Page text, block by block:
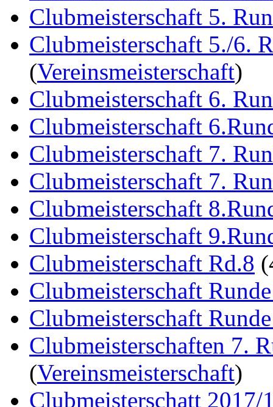
Clubmeisterschaft 5.
Clubmeisterschaft 5./6.
(Vereinsmeisterschaft)
Clubmeisterschaft 6.
Clubmeisterschaft
Clubmeisterschaft 7.
Clubmeisterschaft 7.
Clubmeisterschaft
Clubmeisterschaft
Clubmeisterschaft Rd.8
Clubmeisterschaft
Clubmeisterschaft
Clubmeisterschaften 7.
(Vereinsmeisterschaft)
Clubmeisterschatt 2017/